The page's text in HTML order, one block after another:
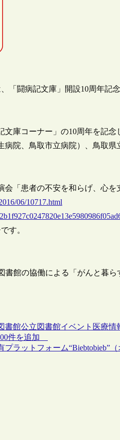
「闘病記文庫」開設10周年
文庫コーナー」の10周年を記
病院、鳥取市立病院）、鳥取
会「患者の不安を和らげ、心を
06/10717.html
す。
書館の協働による「がんと暮
書館公立図書館イベント 医療情
件を追加
ラットフォーム“Biebtobieb”（